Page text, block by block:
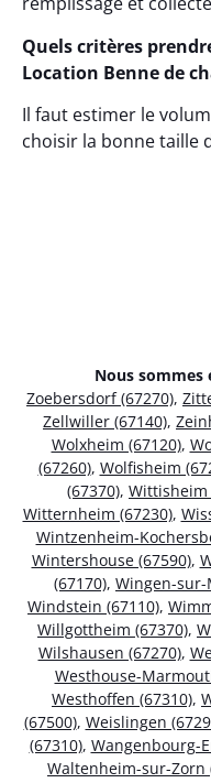
Quels critères
Location Benne de
Il faut estimer le
choisir la bonne taille
Nous sommes
Zoebersdorf (67270),
Zellwiller (67140),
Wolxheim (67120),
(67260), Wolfisheim
(67370), Wittisheim
Witternheim (67230),
Wintzenheim-
Wintershouse (67590),
(67170), Wingen-sur-
Windstein (67110),
Willgottheim (67370),
Wilshausen (67270),
Westhouse-
Westhoffen (67310),
(67500), Weislingen
(67310), Wangenbourg-
Waltenheim-sur-Zorn